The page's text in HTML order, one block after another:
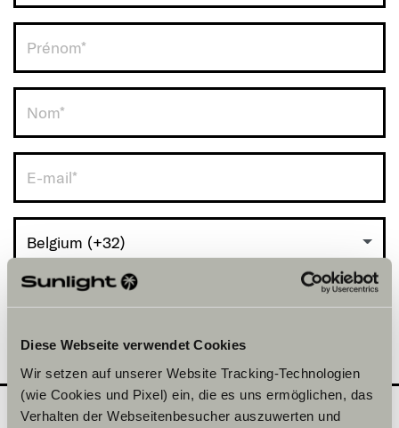
Diese Webseite verwendet Cookies
Wir setzen auf unserer Website Tracking-Technologien
(wie Cookies und Pixel) ein, die es uns ermöglichen, das
Verhalten der Webseitenbesucher auszuwerten und
Belgium (+32)